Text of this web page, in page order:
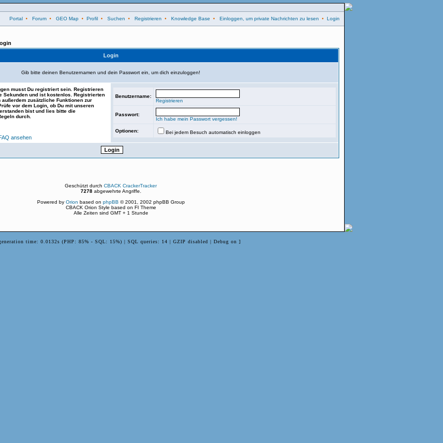
Portal • Forum • GEO Map • Profil • Suchen • Registrieren • Knowledge Base • Einloggen, um private Nachrichten zu lesen • Login
Login
Gib bitte deinen Benutzernamen und dein Passwort ein, um dich einzuloggen!
musst Du registriert sein. Registrieren
Sekunden und ist kostenlos. Registrierten
außerdem zusätzliche Funktionen zur
vor dem Login, ob Du mit unseren
bist und lies bitte die
durch.
ansehen
Benutzername:
Registrieren
Passwort:
Ich habe mein Passwort vergessen!
Optionen: Bei jedem Besuch automatisch einloggen
Geschützt durch CBACK CrackerTracker
7278abgewehrte Angriffe.
Powered by Orion based on phpBB © 2001, 2002 phpBB Group
CBACK Orion Style based on FI Theme
Alle Zeiten sind GMT + 1 Stunde
time: 0.0132s (PHP: 85% - SQL: 15%) | SQL queries: 14 | GZIP disabled | Debug on ]